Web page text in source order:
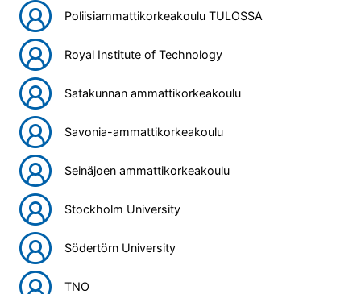
Poliisiammattikorkeakoulu TULOSSA
Royal Institute of Technology
Satakunnan ammattikorkeakoulu
Savonia-ammattikorkeakoulu
Seinäjoen ammattikorkeakoulu
Stockholm University
Södertörn University
TNO